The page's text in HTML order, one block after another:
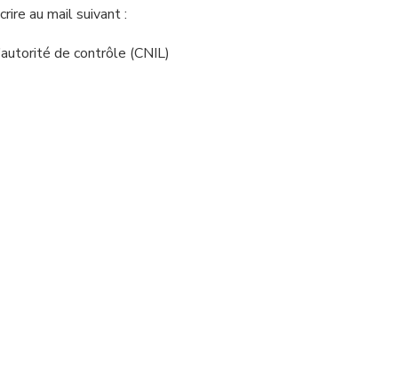
au mail suivant :
de contrôle (CNIL)